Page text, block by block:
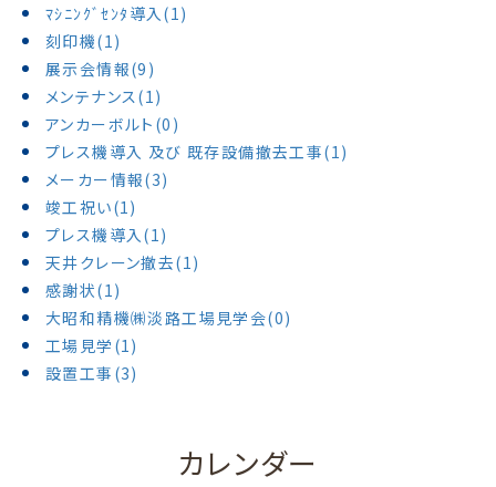
ﾏｼﾆﾝｸﾞｾﾝﾀ導入(1)
刻印機(1)
展示会情報(9)
メンテナンス(1)
アンカーボルト(0)
プレス機導入 及び 既存設備撤去工事(1)
メーカー情報(3)
竣工祝い(1)
プレス機導入(1)
天井クレーン撤去(1)
感謝状(1)
大昭和精機㈱淡路工場見学会(0)
工場見学(1)
設置工事(3)
カレンダー